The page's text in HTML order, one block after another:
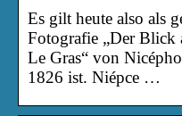
Es gilt heute also als
Fotografie „Der Blick
Le Gras“ von
1826 ist. Niépce …